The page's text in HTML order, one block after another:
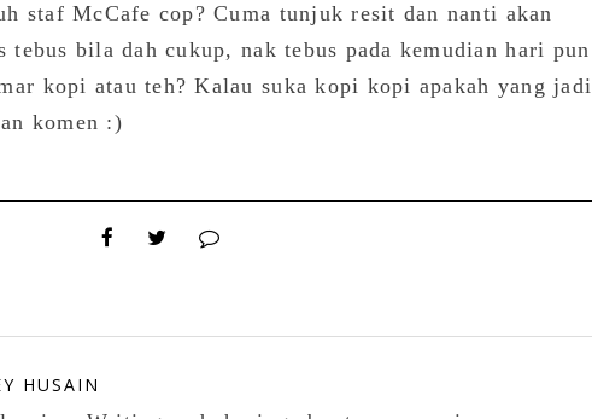
staf McCafe cop? Cuma tunjuk resit dan nanti akan
tebus bila dah cukup, nak tebus pada kemudian hari pun
kopi atau teh? Kalau suka kopi kopi apakah yang jadi
komen :)
HUSAIN